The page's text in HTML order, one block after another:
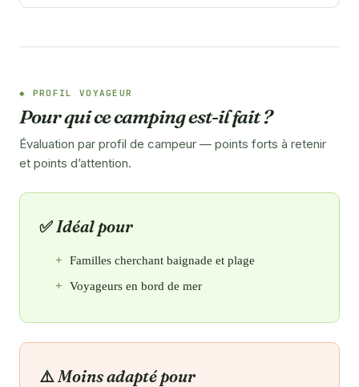
PROFIL VOYAGEUR
Pour qui ce camping est-il fait ?
Évaluation par profil de campeur — points forts à retenir
et points d’attention.
Idéal pour
Familles cherchant baignade et plage
Voyageurs en bord de mer
Moins adapté pour